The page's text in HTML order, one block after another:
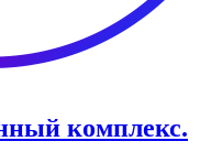
комплекс.